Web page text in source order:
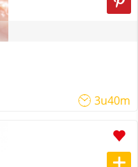
3u40m